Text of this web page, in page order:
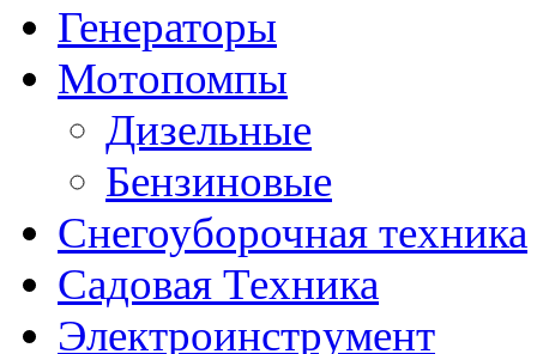
Генераторы
Мотопомпы
Дизельные
Бензиновые
Снегоуборочная техника
Садовая Техника
Электроинструмент